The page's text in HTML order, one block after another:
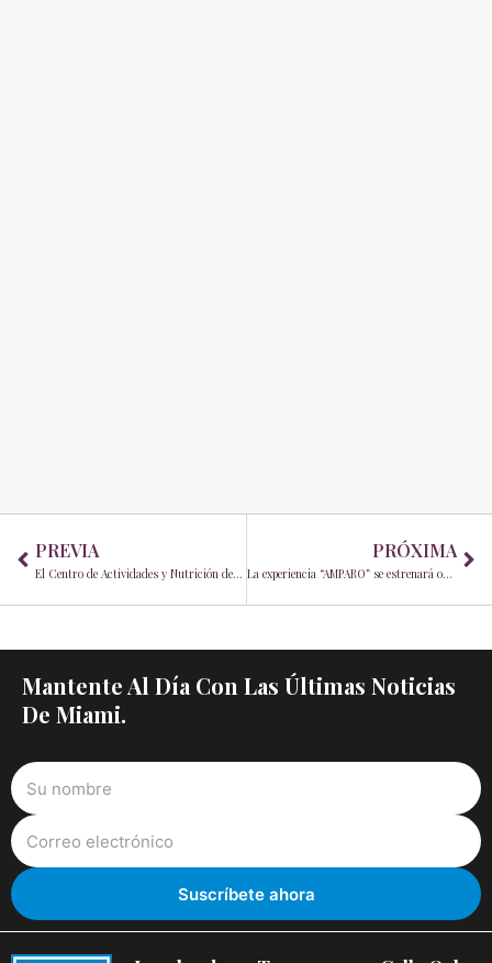
PREVIA
El Centro de Actividades y Nutrición de la Pequeña Habana es un lugar en el que puedes confiar con tu familia
PRÓXIMA
La experiencia “AMPARO” se estrenará oficialmente en la primavera 2019
Mantente Al Día Con Las Últimas Noticias
De Miami.